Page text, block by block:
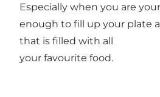
Especially when you are
enough to fill up your plate
that is filled with all
your favourite food.